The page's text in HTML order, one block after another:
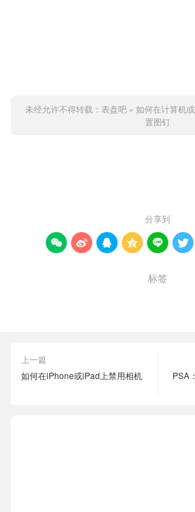
未经允许不得转载： 表盘吧» 如何在计算机
置图钉
分享到
     
标签
上一篇
如何在iPhone或iPad上禁用相机
PSA